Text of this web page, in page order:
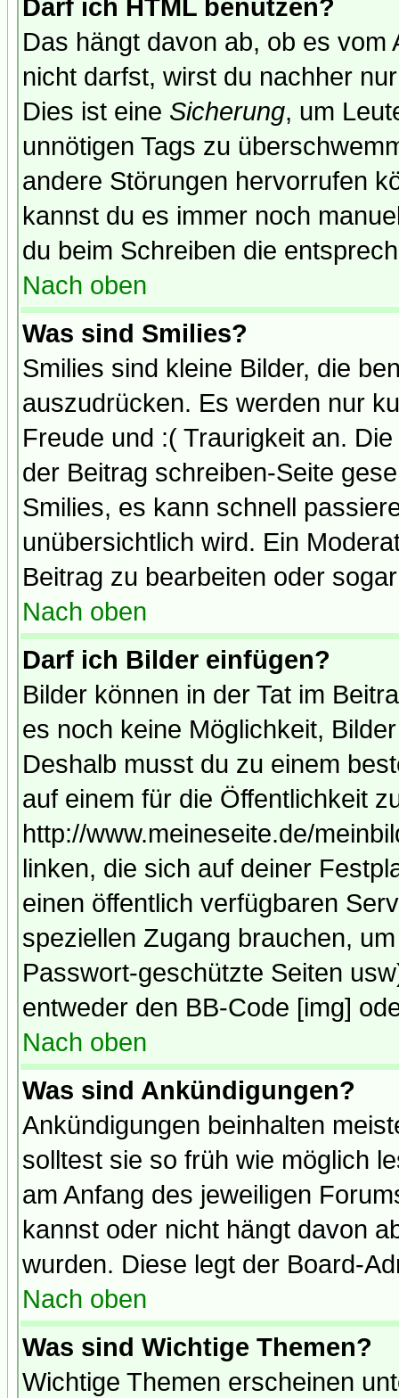
Darf ich HTML benutzen?
Das hängt davon ab, ob es
nicht darfst, wirst du nachher
Dies ist eine Sicherung, um
unnötigen Tags zu
andere Störungen hervorrufen
kannst du es immer noch
du beim Schreiben die
Nach oben
Was sind Smilies?
Smilies sind kleine Bilder, die
auszudrücken. Es werden nur
Freude und :( Traurigkeit an.
der Beitrag schreiben-Seite
Smilies, es kann schnell
unübersichtlich wird. Ein
Beitrag zu bearbeiten oder
Nach oben
Darf ich Bilder einfügen?
Bilder können in der Tat im
es noch keine Möglichkeit,
Deshalb musst du zu einem
auf einem für die Öffentlichkeit
http://www.meineseite.de/
linken, die sich auf deiner
einen öffentlich verfügbaren
speziellen Zugang brauchen,
Passwort-geschützte Seiten
entweder den BB-Code [img]
Nach oben
Was sind Ankündigungen?
Ankündigungen beinhalten
solltest sie so früh wie möglich
am Anfang des jeweiligen
kannst oder nicht hängt davon
wurden. Diese legt der Board-
Nach oben
Was sind Wichtige Themen?
Wichtige Themen erscheinen